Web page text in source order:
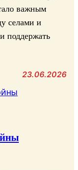
важным
селами и
поддержать
23.06.2026